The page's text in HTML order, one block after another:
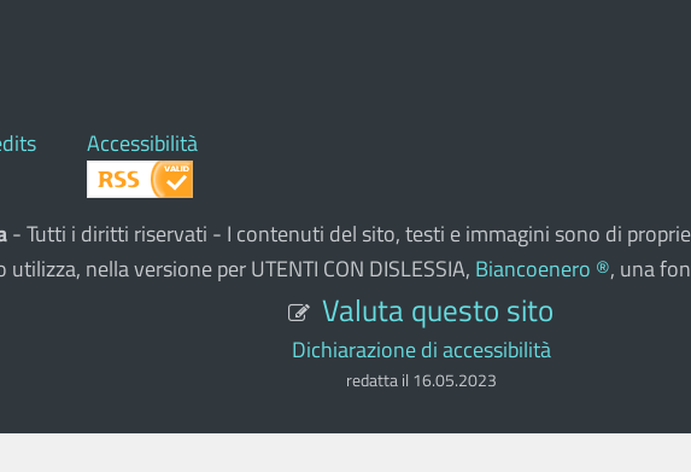
Accessibilità
- Tutti i diritti riservati - I contenuti del sito, testi e immagini sono di
nella versione per UTENTI CON DISLESSIA, Biancoenero ®, una
Valuta questo sito
Dichiarazione di accessibilità
redatta il 16.05.2023